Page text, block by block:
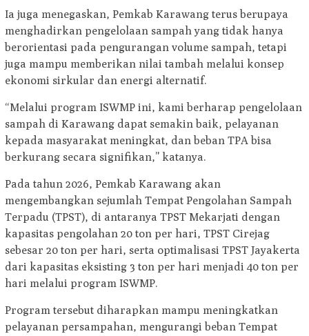
Ia juga menegaskan, Pemkab Karawang terus berupaya
menghadirkan pengelolaan sampah yang tidak hanya
berorientasi pada pengurangan volume sampah, tetapi
juga mampu memberikan nilai tambah melalui konsep
ekonomi sirkular dan energi alternatif.
“Melalui program ISWMP ini, kami berharap pengelolaan
sampah di Karawang dapat semakin baik, pelayanan
kepada masyarakat meningkat, dan beban TPA bisa
berkurang secara signifikan,” katanya.
Pada tahun 2026, Pemkab Karawang akan
mengembangkan sejumlah Tempat Pengolahan Sampah
Terpadu (TPST), di antaranya TPST Mekarjati dengan
kapasitas pengolahan 20 ton per hari, TPST Cirejag
sebesar 20 ton per hari, serta optimalisasi TPST Jayakerta
dari kapasitas eksisting 3 ton per hari menjadi 40 ton per
hari melalui program ISWMP.
Program tersebut diharapkan mampu meningkatkan
pelayanan persampahan, mengurangi beban Tempat